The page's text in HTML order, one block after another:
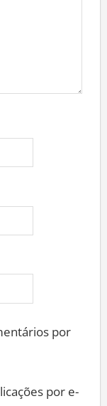
por
por e-